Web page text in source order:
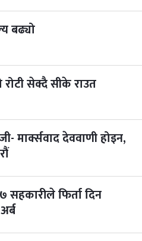
बढ्यो
सेक्दै सीके राउत
मार्क्सवाद देववाणी होइन,
सहकारीले फिर्ता दिन